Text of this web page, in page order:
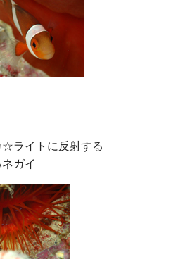
☆ライトに反射する